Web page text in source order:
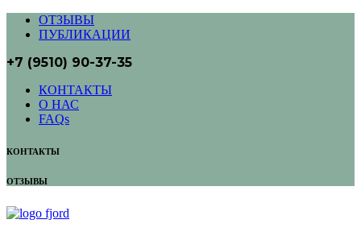
ОТЗЫВЫ
ПУБЛИКАЦИИ
+7 (9510) 90-37-35
КОНТАКТЫ
О НАС
FAQs
КОНТАКТЫ
ОТЗЫВЫ